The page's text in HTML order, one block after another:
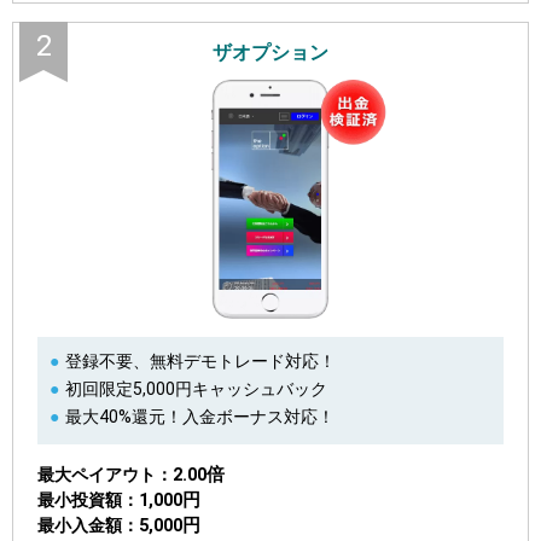
2 ザオプション
登録不要、無料デモトレード対応！
初回限定5,000円キャッシュバック
最大40%還元！入金ボーナス対応！
最大ペイアウト 2.00倍
最小投資額 1,000円
最小入金額 5,000円